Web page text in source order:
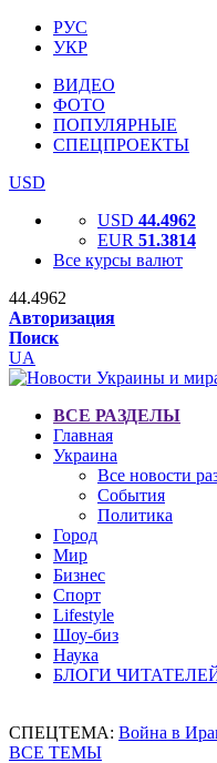
РУС
УКР
ВИДЕО
ФОТО
ПОПУЛЯРНЫЕ
СПЕЦПРОЕКТЫ
USD
USD 44.4962
EUR 51.3814
Все курсы валют
44.4962
Авторизация
Поиск
UA
ВСЕ РАЗДЕЛЫ
Главная
Украина
Все новости
События
Политика
Город
Мир
Бизнес
Спорт
Lifestyle
Шоу-биз
Наука
БЛОГИ
СПЕЦТЕМА: Война в
ВСЕ ТЕМЫ